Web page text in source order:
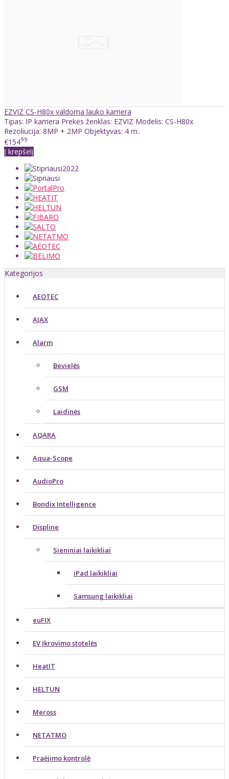
EZVIZ CS-H80x valdoma lauko kamera
Tipas: IP kamera Prekės ženklas: EZVIZ Modelis: CS-H80x
Rezoliucija: 8MP + 2MP Objektyvas: 4 m..
€15499
Į krepšelį
Kategorijos
AEOTEC
AJAX
Alarm
Bevielės
GSM
Laidinės
AQARA
Aqua-Scope
AudioPro
Bondix Intelligence
Displine
Sieniniai laikikliai
iPad laikikliai
Samsung laikikliai
euFIX
EV Įkrovimo stotelės
HeatIT
HELTUN
Meross
NETATMO
Praėjimo kontrolė